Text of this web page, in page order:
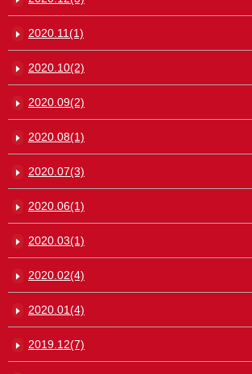
2020.11(1)
2020.10(2)
2020.09(2)
2020.08(1)
2020.07(3)
2020.06(1)
2020.03(1)
2020.02(4)
2020.01(4)
2019.12(7)